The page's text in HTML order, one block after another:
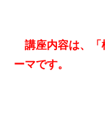
講座内容は、
ーマです。